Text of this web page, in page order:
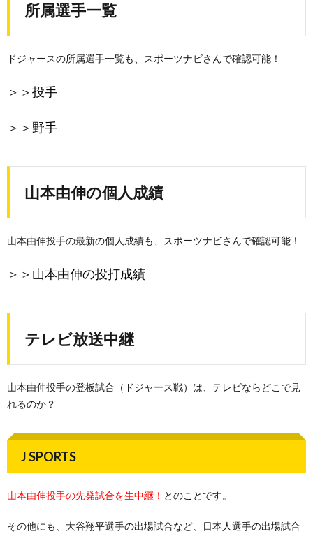
所属選手一覧
ドジャースの所属選手一覧も、スポーツナビさんで確認可能！
＞＞投手
＞＞ 野手
山本由伸の個人成績
山本由伸投手の最新の個人成績も、スポーツナビさんで確認可能！
＞＞ 山本由伸の投打成績
テレビ放送中継
山本由伸投手の登板試合（ドジャース戦）は、テレビならどこで見
れるのか？
J SPORTS
山本由伸投手の先発試合を生中継！ とのことです。
その他にも、大谷翔平選手の出場試合など、日本人選手の出場試合